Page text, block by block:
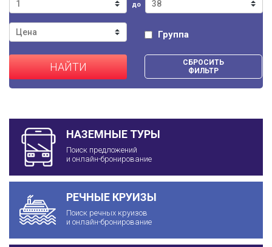
до
Группа
НАЙТИ
СБРОСИТЬ
ФИЛЬТР
НАЗЕМНЫЕ ТУРЫ
Поиск предложений
и онлайн-бронирование
РЕЧНЫЕ КРУИЗЫ
Поиск речных круизов
и онлайн-бронирование